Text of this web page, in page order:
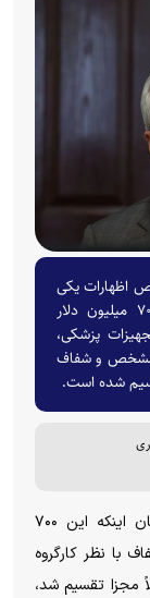
اظهارات یکی
از نمایندگان مجلس درباره نحوه هزینه‌کرد ۷۰۰ میلیون دلار
پزشکی،
مشخص و شفاف
شده است.
به گزارش خبرگزاری آنا، مهدی پیرصالحی با بیان اینکه این ۷۰۰
با نظر کارگروه
تقسیم شد،